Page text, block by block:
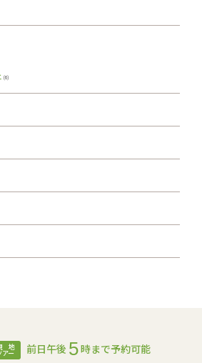
(6)
地
アー 前日午後 5時まで予約可能